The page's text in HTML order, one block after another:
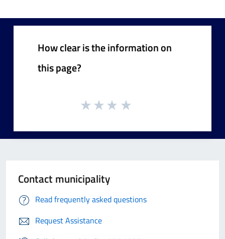
How clear is the information on
this page?
Contact municipality
Read frequently asked questions
Request Assistance